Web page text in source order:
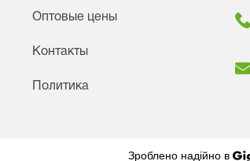
Оптовые цены
Контакты
Политика
Зроблено надійно в